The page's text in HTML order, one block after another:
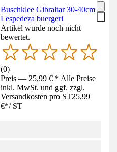
Buschklee Gibraltar 30-40cm -
Lespedeza buergeri
Artikel wurde noch nicht
bewertet.
(0)
Preis — 25,99 € * Alle Preise
inkl. MwSt. und ggf. zzgl.
Versandkosten pro ST25,99
€*/ ST